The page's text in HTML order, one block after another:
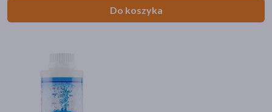
Do koszyka